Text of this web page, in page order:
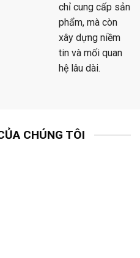
chỉ cung cấp sản
phẩm, mà còn
xây dựng niềm
tin và mối quan
hệ lâu dài.
CHÚNG TÔI